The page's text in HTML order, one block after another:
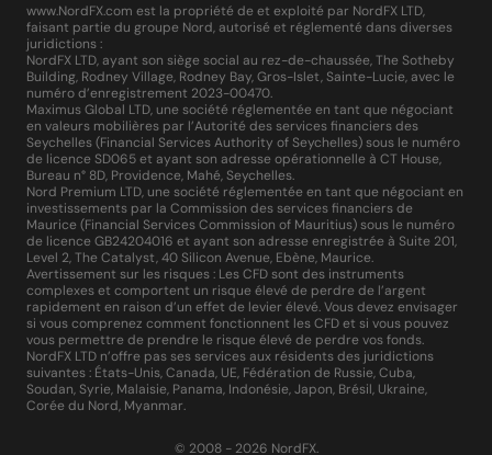
www.NordFX.com est la propriété de et exploité par NordFX LTD,
faisant partie du groupe Nord, autorisé et réglementé dans diverses
juridictions :
NordFX LTD, ayant son siège social au rez-de-chaussée, The Sotheby
Building, Rodney Village, Rodney Bay, Gros-Islet, Sainte-Lucie, avec le
numéro d’enregistrement 2023-00470.
Maximus Global LTD, une société réglementée en tant que négociant
en valeurs mobilières par l’Autorité des services financiers des
Seychelles (Financial Services Authority of Seychelles) sous le numéro
de licence SD065 et ayant son adresse opérationnelle à CT House,
Bureau n° 8D, Providence, Mahé, Seychelles.
Nord Premium LTD, une société réglementée en tant que négociant en
investissements par la Commission des services financiers de
Maurice (Financial Services Commission of Mauritius) sous le numéro
de licence GB24204016 et ayant son adresse enregistrée à Suite 201,
Level 2, The Catalyst, 40 Silicon Avenue, Ebène, Maurice.
Avertissement sur les risques : Les CFD sont des instruments
complexes et comportent un risque élevé de perdre de l’argent
rapidement en raison d’un effet de levier élevé. Vous devez envisager
si vous comprenez comment fonctionnent les CFD et si vous pouvez
vous permettre de prendre le risque élevé de perdre vos fonds.
NordFX LTD n’offre pas ses services aux résidents des juridictions
suivantes : États-Unis, Canada, UE, Fédération de Russie, Cuba,
Soudan, Syrie, Malaisie, Panama, Indonésie, Japon, Brésil, Ukraine,
Corée du Nord, Myanmar.
© 2008 - 2026 NordFX.